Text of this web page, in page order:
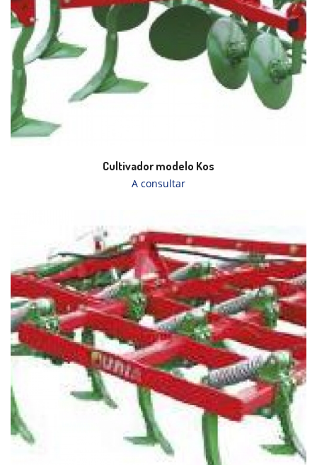
Cultivador modelo Kos
A consultar